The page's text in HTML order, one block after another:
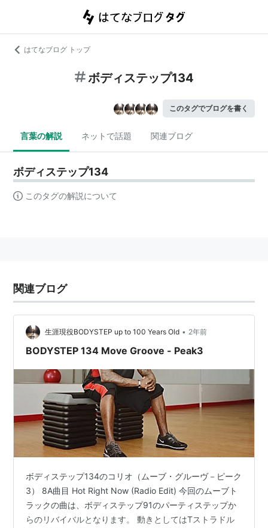
はてなブログ トップ
ボディステップ134
このタグでブログを書く
言葉の解説 ネットで話題 関連ブログ
ボディステップ134
このタグの解説について
関連ブログ
生涯現役BODYSTEP up to 100 Years Old • 2年前
BODYSTEP 134 Move Groove - Peak3
ボディステップ134のコリオ（ムーブ・グルーヴ－ピーク
3） 8A曲目 Hot Right Now (Radio Edit) 今回のムーブト
ラックの曲は、ボディステップ91のパーティステップか
らのリバイバルとなります。 動きとしてはTストラドル